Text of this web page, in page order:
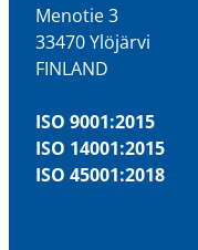
Menotie 3
33470 Ylöjärvi
FINLAND
ISO 9001:2015
ISO 14001:2015
ISO 45001:2018